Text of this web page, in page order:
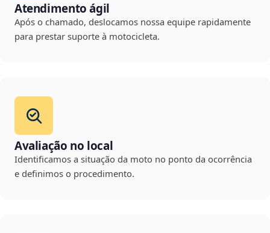
Atendimento ágil
Após o chamado, deslocamos nossa equipe rapidamente
para prestar suporte à motocicleta.
Avaliação no local
Identificamos a situação da moto no ponto da ocorrência
e definimos o procedimento.